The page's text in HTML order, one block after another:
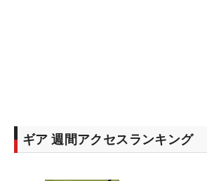
ギア 週間アクセスランキング